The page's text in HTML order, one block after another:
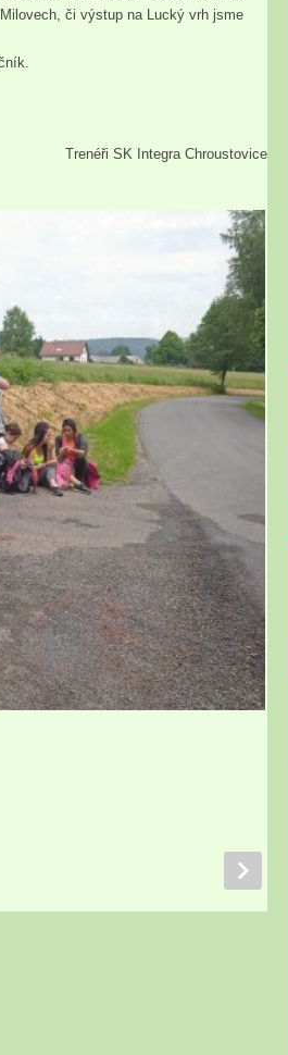
či výstup na Lucký vrh jsme
Trenéři SK Integra Chroustovice